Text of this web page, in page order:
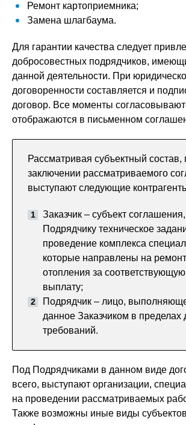
Ремонт картоприемника;
Замена шлагбаума.
Для гарантии качества следует
добросовестных подрядчиков,
данной деятельности. При
договоренности составляется и
договор. Все моменты
отображаются в письменном
Рассматривая субъектный состав,
заключении рассматриваемого
выступают следующие
Заказчик – субъект
Подрядчику техническое
проведение комплекса
которые направлены на ремонт
отопления за
выплату;
Подрядчик – лицо,
данное Заказчиком в пределах
требований.
Под Подрядчиками в данном виде
всего, выступают организации,
на проведении рассматриваемых
Также возможны иные виды